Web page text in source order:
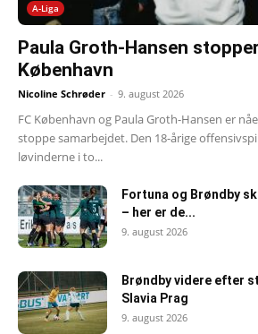
A-Liga
Paula Groth-Hansen
København
Nicoline Schrøder - 9. august 2026
FC København og Paula Groth-Hansen er
stoppe samarbejdet. Den 18-årige
løvinderne i to...
Fortuna og Brøndby
– her er de...
9. august 2026
Brøndby videre efter
Slavia Prag
9. august 2026